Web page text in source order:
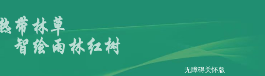
无障碍关怀版